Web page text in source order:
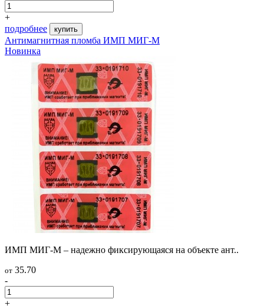
+
подробнее
купить
Антимагнитная пломба ИМП МИГ-М
Новинка
ИМП МИГ-М – надежно фиксирующаяся на объекте ант..
от 35.70
-
+